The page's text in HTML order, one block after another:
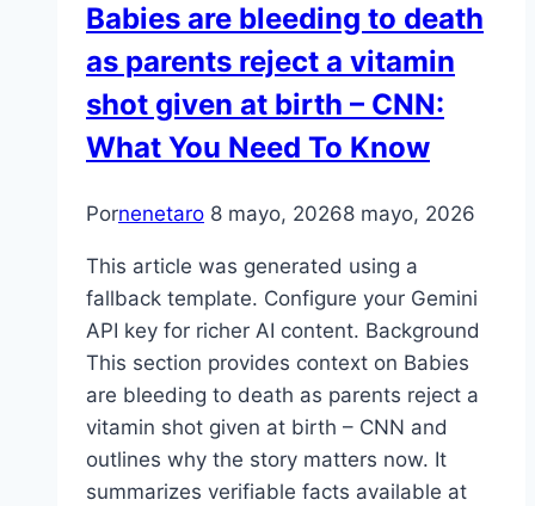
Babies are bleeding to death
as parents reject a vitamin
shot given at birth – CNN:
What You Need To Know
Pornenetaro 8 mayo, 20268 mayo, 2026
This article was generated using a
fallback template. Configure your Gemini
API key for richer AI content. Background
This section provides context on Babies
are bleeding to death as parents reject a
vitamin shot given at birth – CNN and
outlines why the story matters now. It
summarizes verifiable facts available at